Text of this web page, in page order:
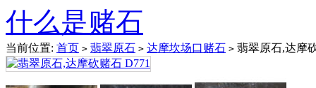
什么是赌石
当前位置: 首页 > 翡翠原石 > 达摩坎场口赌石 > 翡翠原石,达摩